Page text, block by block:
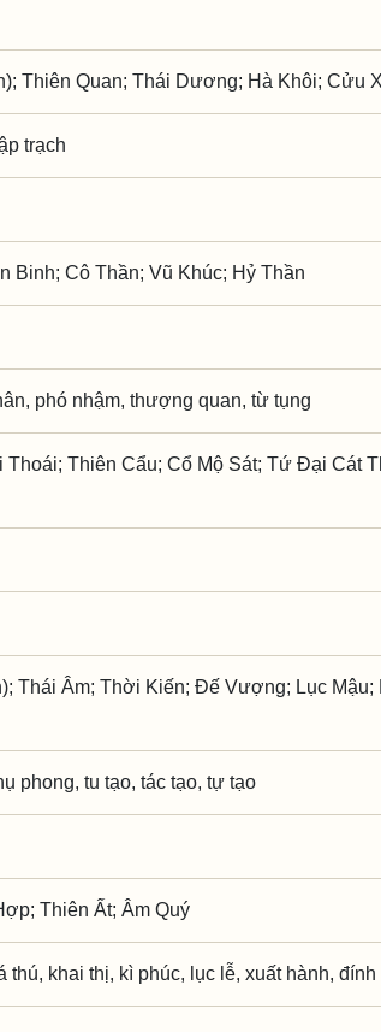
Thiên Quan; Thái Dương; Hà Khôi; Cửu
trạch
Binh; Cô Thần; Vũ Khúc; Hỷ Thần
phó nhậm, thượng quan, từ tụng
Thiên Cẩu; Cổ Mộ Sát; Tứ Đại Cát
Thái Âm; Thời Kiến; Đế Vượng; Lục Mậu;
phong, tu tạo, tác tạo, tự tạo
Thiên Ất; Âm Quý
khai thị, kì phúc, lục lễ, xuất hành, đính